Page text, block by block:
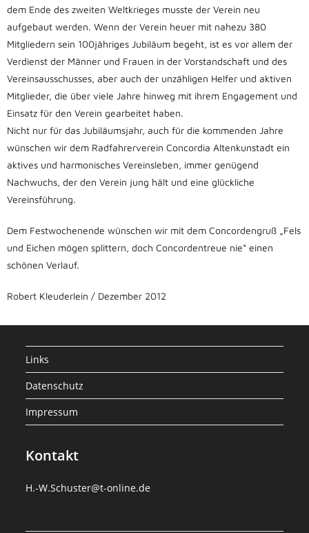
dem Ende des zweiten Weltkrieges musste der Verein neu
aufgebaut werden. Wenn der Verein heuer mit nahezu 380
Mitgliedern sein 100jähriges Jubiläum begeht, ist es vor allem der
Verdienst der Männer und Frauen in der Vorstandschaft und des
Vereinsausschusses, aber auch der unzähligen Helfer und aktiven
Mitglieder, die über viele Jahre hinweg mit ihrem Engagement und
Einsatz für den Verein gearbeitet haben.
Nicht nur für das Jubiläumsjahr, auch für die kommenden Jahre
wünschen wir dem Radfahrerverein Concordia Altenkunstadt ein
aktives und harmonisches Vereinsleben, immer genügend
Nachwuchs, der den Verein jung hält und eine glückliche
Vereinsführung.
Dem Festwochenende wünschen wir mit dem Concordengruß „Fels
und Eichen mögen splittern, doch Concordentreue nie“ einen
schönen Verlauf.
Robert Kleuderlein / Dezember 2012
Links
Datenschutz
Impressum
Kontakt
H.-W.Schuster@t-online.de